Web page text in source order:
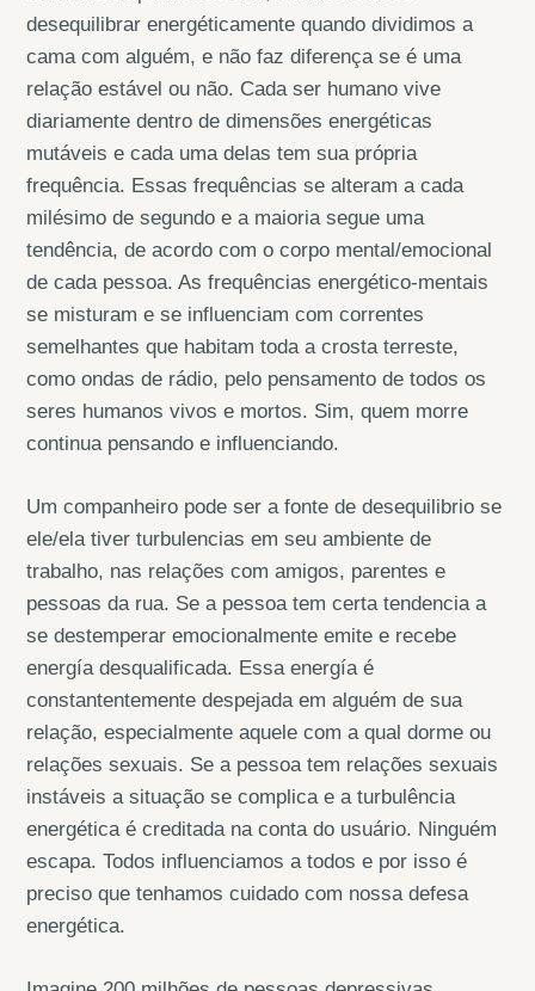
desequilibrar energéticamente quando dividimos a
cama com alguém, e não faz diferença se é uma
relação estável ou não. Cada ser humano vive
diariamente dentro de dimensões energéticas
mutáveis e cada uma delas tem sua própria
frequência. Essas frequências se alteram a cada
milésimo de segundo e a maioria segue uma
tendência, de acordo com o corpo mental/emocional
de cada pessoa. As frequências energético-mentais
se misturam e se influenciam com correntes
semelhantes que habitam toda a crosta terreste,
como ondas de rádio, pelo pensamento de todos os
seres humanos vivos e mortos. Sim, quem morre
continua pensando e influenciando.
Um companheiro pode ser a fonte de desequilibrio se
ele/ela tiver turbulencias em seu ambiente de
trabalho, nas relações com amigos, parentes e
pessoas da rua. Se a pessoa tem certa tendencia a
se destemperar emocionalmente emite e recebe
energía desqualificada. Essa energía é
constantentemente despejada em alguém de sua
relação, especialmente aquele com a qual dorme ou
relações sexuais. Se a pessoa tem relações sexuais
instáveis a situação se complica e a turbulência
energética é creditada na conta do usuário. Ninguém
escapa. Todos influenciamos a todos e por isso é
preciso que tenhamos cuidado com nossa defesa
energética.